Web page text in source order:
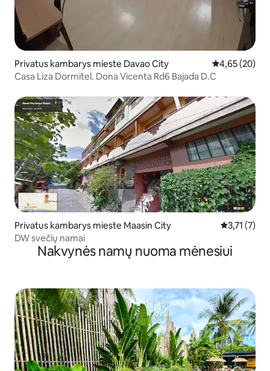
Privatus kambarys mieste Davao City Vidutinis
4,65 (20)
Casa Liza Dormitel. Dona Vicenta Rd6 Bajada D.C
Privatus kambarys mieste Maasin City Vidutinis
3,71 (7)
DW svečių namai
Nakvynės namų nuoma mėnesiui